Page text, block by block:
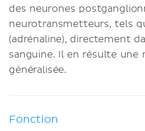
des neurones
neurotransmetteurs, tels
(adrénaline), directement
sanguine. Il en résulte une
généralisée.
Fonction